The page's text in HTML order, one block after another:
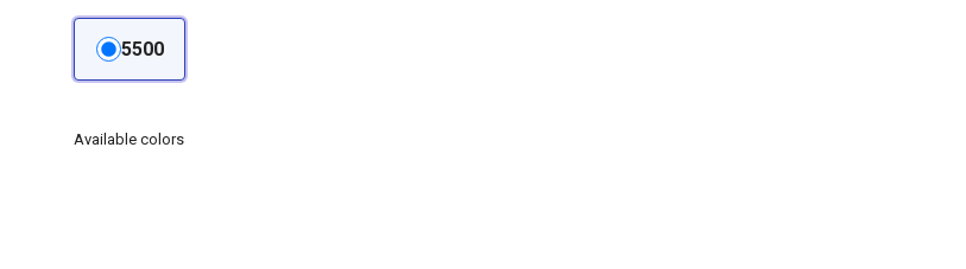
5500
Available colors